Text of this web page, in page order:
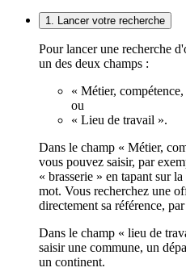
1. Lancer votre recherche
Pour lancer une recherche
un des deux champs :
« Métier,
ou
« Lieu de travail ».
Dans le champ « Métier,
vous pouvez saisir, par
« brasserie » en tapant sur
mot. Vous recherchez une
directement sa référence,
Dans le champ « lieu de
saisir une commune, un
un continent.